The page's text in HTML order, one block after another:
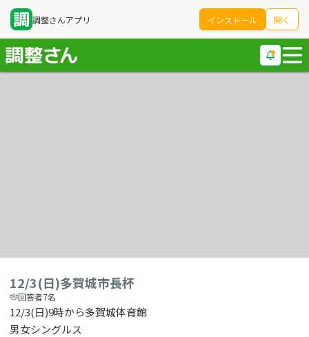
調整さんアプリ インストール 開く
12/3(日)多賀城市長杯
回答者7名
12/3(日)9時から多賀城体育館
男女シングルス